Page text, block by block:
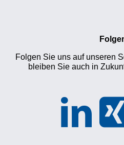
Folgen Sie uns auf unseren
bleiben Sie auch in